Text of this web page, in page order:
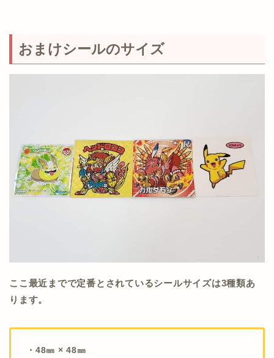
おまけシールのサイズ
ここ最近までで定番とされているシールサイズは3種類あ
ります。
・48㎜ × 48㎜